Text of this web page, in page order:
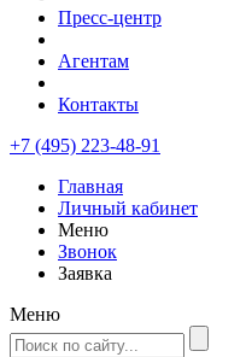
Пресс-центр
Агентам
Контакты
+7 (495) 223-48-91
Главная
Личный кабинет
Меню
Звонок
Заявка
Меню